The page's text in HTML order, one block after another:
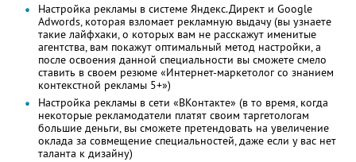
Настройка рекламы в системе Яндекс.Директ и Google
Adwords, которая взломает рекламную выдачу (вы узнаете
такие лайфхаки, о которых вам не расскажут именитые
агентства, вам покажут оптимальный метод настройки, а
после освоения данной специальности вы сможете смело
ставить в своем резюме «Интернет-маркетолог со знанием
контекстной рекламы 5+»)
Настройка рекламы в сети «ВКонтакте» (в то время, когда
некоторые рекламодатели платят своим таргетологам
большие деньги, вы сможете претендовать на увеличение
оклада за совмещение специальностей, даже если у вас нет
таланта к дизайну)